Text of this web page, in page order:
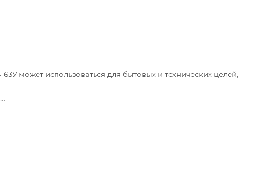
может использоваться для бытовых и технических целей,